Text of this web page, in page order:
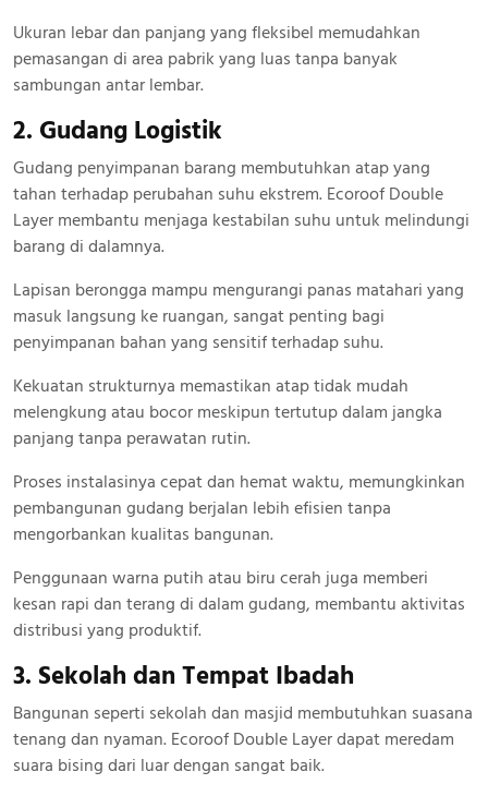
Ukuran lebar dan panjang yang fleksibel memudahkan
pemasangan di area pabrik yang luas tanpa banyak
sambungan antar lembar.
2. Gudang Logistik
Gudang penyimpanan barang membutuhkan atap yang
tahan terhadap perubahan suhu ekstrem. Ecoroof Double
Layer membantu menjaga kestabilan suhu untuk melindungi
barang di dalamnya.
Lapisan berongga mampu mengurangi panas matahari yang
masuk langsung ke ruangan, sangat penting bagi
penyimpanan bahan yang sensitif terhadap suhu.
Kekuatan strukturnya memastikan atap tidak mudah
melengkung atau bocor meskipun tertutup dalam jangka
panjang tanpa perawatan rutin.
Proses instalasinya cepat dan hemat waktu, memungkinkan
pembangunan gudang berjalan lebih efisien tanpa
mengorbankan kualitas bangunan.
Penggunaan warna putih atau biru cerah juga memberi
kesan rapi dan terang di dalam gudang, membantu aktivitas
distribusi yang produktif.
3. Sekolah dan Tempat Ibadah
Bangunan seperti sekolah dan masjid membutuhkan suasana
tenang dan nyaman. Ecoroof Double Layer dapat meredam
suara bising dari luar dengan sangat baik.